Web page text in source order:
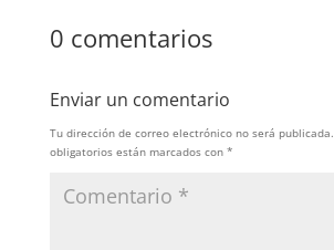
0 comentarios
Enviar un comentario
Tu dirección de correo electrónico no será publicada.
obligatorios están marcados con *